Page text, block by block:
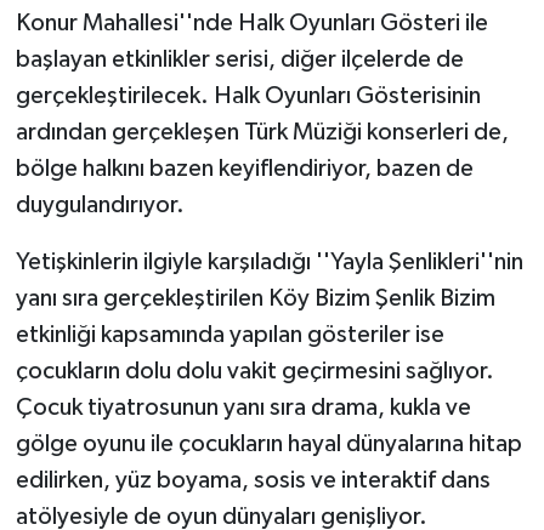
Konur Mahallesi''nde Halk Oyunları Gösteri ile
başlayan etkinlikler serisi, diğer ilçelerde de
gerçekleştirilecek. Halk Oyunları Gösterisinin
ardından gerçekleşen Türk Müziği konserleri de,
bölge halkını bazen keyiflendiriyor, bazen de
duygulandırıyor.
Yetişkinlerin ilgiyle karşıladığı ''Yayla Şenlikleri''nin
yanı sıra gerçekleştirilen Köy Bizim Şenlik Bizim
etkinliği kapsamında yapılan gösteriler ise
çocukların dolu dolu vakit geçirmesini sağlıyor.
Çocuk tiyatrosunun yanı sıra drama, kukla ve
gölge oyunu ile çocukların hayal dünyalarına hitap
edilirken, yüz boyama, sosis ve interaktif dans
atölyesiyle de oyun dünyaları genişliyor.